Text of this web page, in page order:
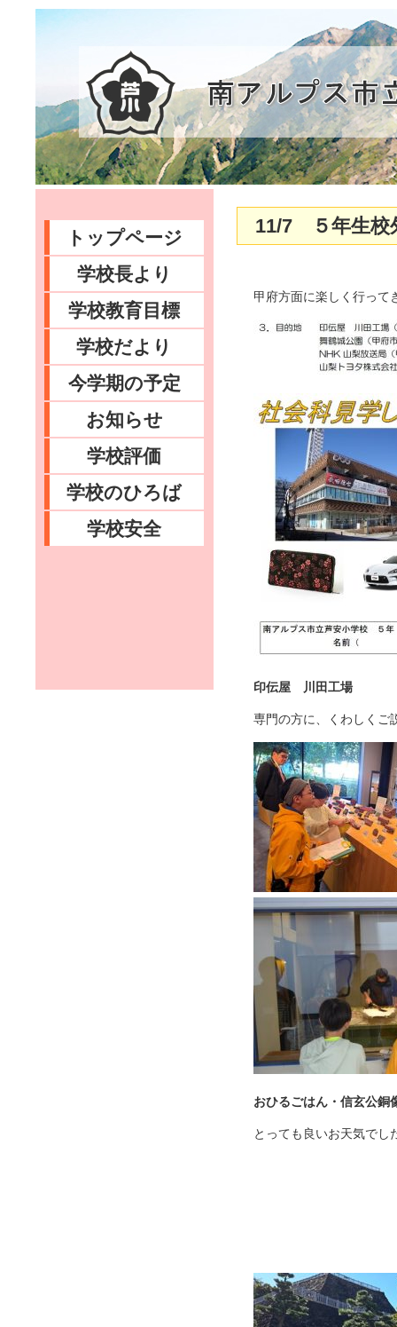
トップページ
学校長より
学校教育目標
学校だより
今学期の予定
お知らせ
学校評価
学校のひろば
学校安全
11/7 ５年生校
甲府方面に楽しく行って
印伝屋 川田工場
専門の方に、くわしくご
おひるごはん・信玄公銅
とっても良いお天気でし